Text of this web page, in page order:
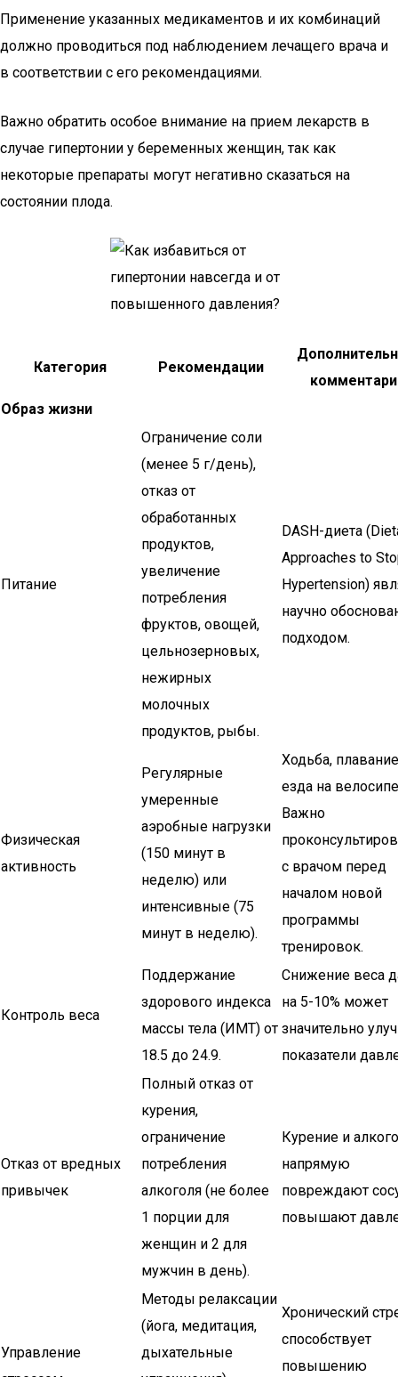
Применение указанных медикаментов и их комбинаций
должно проводиться под наблюдением лечащего врача и
в соответствии с его рекомендациями.
Важно обратить особое внимание на прием лекарств в
случае гипертонии у беременных женщин, так как
некоторые препараты могут негативно сказаться на
состоянии плода.
Категория Рекомендации
Образ жизни
Питание
Ограничение соли
(менее 5 г/день),
отказ от
обработанных
продуктов,
увеличение
потребления
фруктов, овощей,
цельнозерновых,
нежирных
молочных
продуктов, рыбы.
DASH-диета
Approaches to
Hypertension)
научно
подходом.
Физическая
активность
Регулярные
умеренные
аэробные нагрузки
(150 минут в
неделю) или
интенсивные (75
минут в неделю).
Ходьба,
езда на
Важно
с врачом перед
началом новой
программы
тренировок.
Контроль веса
Поддержание
здорового индекса
массы тела (ИМТ) от
18.5 до 24.9.
Снижение веса
на 5-10% может
значительно
показатели
Отказ от вредных
привычек
Полный отказ от
курения,
ограничение
потребления
алкоголя (не более
1 порции для
женщин и 2 для
мужчин в день).
Курение и
напрямую
повреждают
повышают
Управление
Методы релаксации
(йога, медитация,
дыхательные
Хронический
способствует
повышению